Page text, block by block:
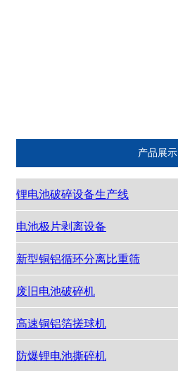
产品展示
锂电池破碎设备生产线
电池极片剥离设备
新型铜铝循环分离比重筛
废旧电池破碎机
高速铜铝箔搓球机
防爆锂电池撕碎机